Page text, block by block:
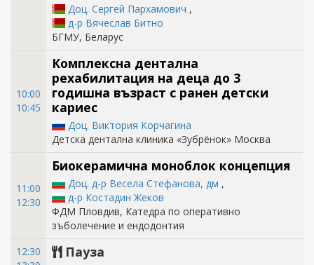
Доц. Сергей Пархамович ,
д-р Вячеслав Битно
БГМУ, Беларус
10:00
10:45
Комплексна дентална
рехабилитация на деца до 3
годишна възраст с ранен детски
кариес
Доц. Виктория Корчагина
Детска дентална клиника «Зубрёнок» Москва
11:00
12:30
Биокерамична моноблок концепция
Доц. д-р Весела Стефанова, дм ,
д-р Костадин Жеков
ФДМ Пловдив, Катедра по оперативно
зъболечение и ендодонтия
12:30
Пауза